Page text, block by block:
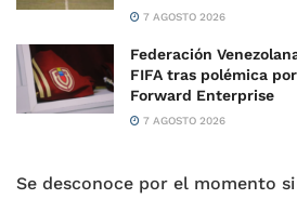
7 AGOSTO 2026
Federación
FIFA tras polémica
Forward Enterprise
7 AGOSTO 2026
Se desconoce por el momento